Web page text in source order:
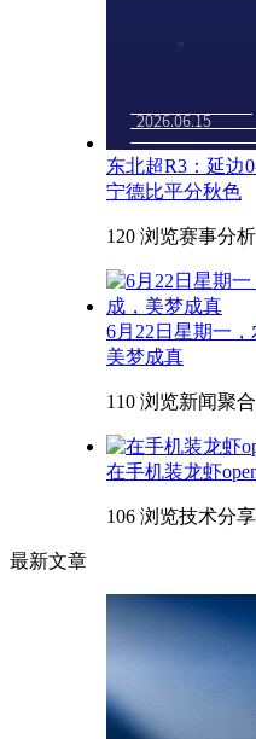
东北超R3：延边
宁德比平分秋色
120 浏览赛事分析
6月22日星期一
美梦成真
110 浏览新闻聚合
在手机装龙虾
106 浏览技术分享
最新文章